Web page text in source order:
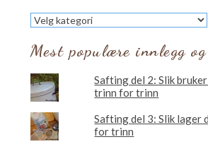
Hva
vil
du
lese
Mest populære innlegg
Safting del 2: Slik
trinn for trinn
Safting del 3: Slik lager
for trinn